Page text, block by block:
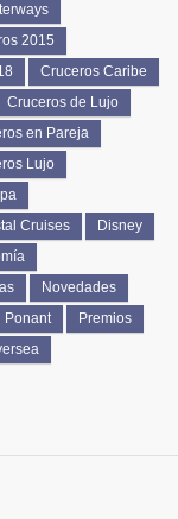
2015
Cruceros Caribe
Cruceros de Lujo
en Pareja
Lujo
Cruises
Disney
Novedades
Ponant
Premios